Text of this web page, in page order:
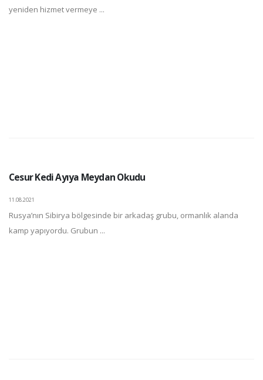
yeniden hizmet vermeye ...
Cesur Kedi Ayıya Meydan Okudu
11.08.2021
Rusya’nın Sibirya bölgesinde bir arkadaş grubu, ormanlık alanda
kamp yapıyordu. Grubun ...